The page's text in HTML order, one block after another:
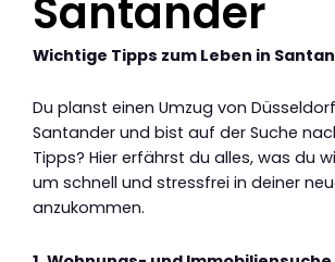
Santander
Wichtige Tipps zum Leben in
Du planst einen Umzug von
Santander und bist auf der Suche
Tipps? Hier erfährst du alles, was du
um schnell und stressfrei in deiner
anzukommen.